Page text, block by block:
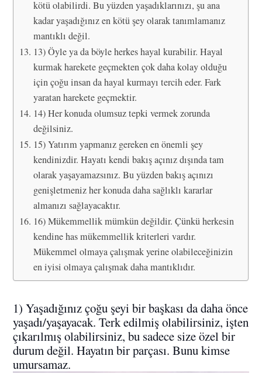
kötü olabilirdi. Bu yüzden yaşadıklarınızı, şu ana
kadar yaşadığınız en kötü şey olarak tanımlamanız
mantıklı değil.
13) Öyle ya da böyle herkes hayal kurabilir. Hayal
kurmak harekete geçmekten çok daha kolay olduğu
için çoğu insan da hayal kurmayı tercih eder. Fark
yaratan harekete geçmektir.
14) Her konuda olumsuz tepki vermek zorunda
değilsiniz.
15) Yatırım yapmanız gereken en önemli şey
kendinizdir. Hayatı kendi bakış açınız dışında tam
olarak yaşayamazsınız. Bu yüzden bakış açınızı
genişletmeniz her konuda daha sağlıklı kararlar
almanızı sağlayacaktır.
16) Mükemmellik mümkün değildir. Çünkü herkesin
kendine has mükemmellik kriterleri vardır.
Mükemmel olmaya çalışmak yerine olabileceğinizin
en iyisi olmaya çalışmak daha mantıklıdır.
1) Yaşadığınız çoğu şeyi bir başkası da daha önce
yaşadı/yaşayacak. Terk edilmiş olabilirsiniz, işten
çıkarılmış olabilirsiniz, bu sadece size özel bir
durum değil. Hayatın bir parçası. Bunu kimse
umursamaz.